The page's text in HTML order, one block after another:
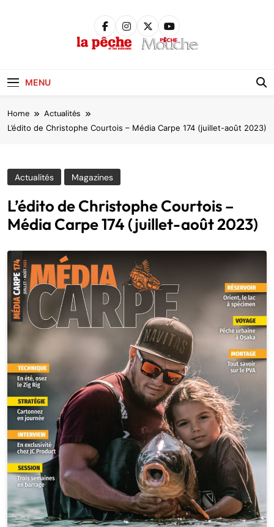
MENU
Home Actualités
L’édito de Christophe Courtois – Média Carpe 174 (juillet-août 2023)
Actualités Magazines
L’édito de Christophe Courtois –
Média Carpe 174 (juillet-août 2023)